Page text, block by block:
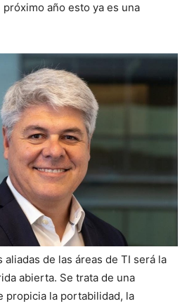
próximo año esto ya es una
aliadas de las áreas de TI será la
abierta. Se trata de una
propicia la portabilidad, la